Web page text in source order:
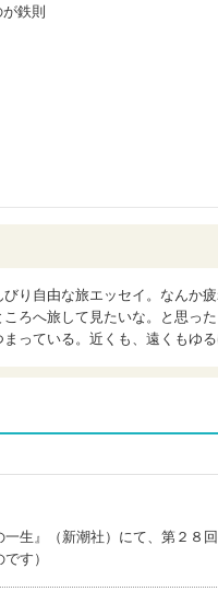
鉄則
り自由な旅エッセイ。なんか
ろへ旅して見たいな。と思っ
っている。近くも、遠くもゆる
生』（新潮社）にて、第２８
す）